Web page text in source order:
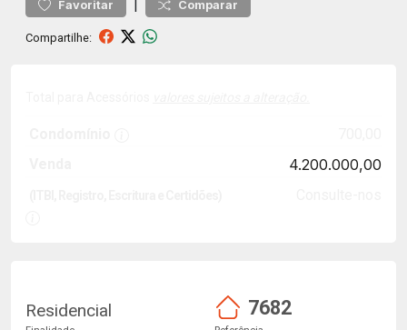
Favoritar | Comparar
Compartilhe:
4.200.000,00
Residencial 7682